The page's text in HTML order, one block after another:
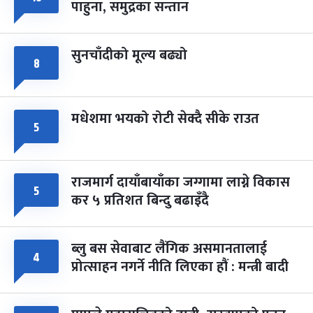
सोम चैत्र ८, २०८३-Mar 22, 2027
पाहुना, समुद्रका सन्तान
८ सुनचाँदीको मूल्य बढ्यो
५ मधेशमा भयको रोटी सेक्दै सीके राउत
५ राजमार्ग दायाँबायाँका जग्गामा लाग्ने विकास
कर ५ प्रतिशत बिन्दु बढाइँदै
४ ब्लु बस सेवाबाट लैंगिक असमानतालाई
प्रोत्साहन नगर्ने नीति लिएका हौं : मन्त्री बादी